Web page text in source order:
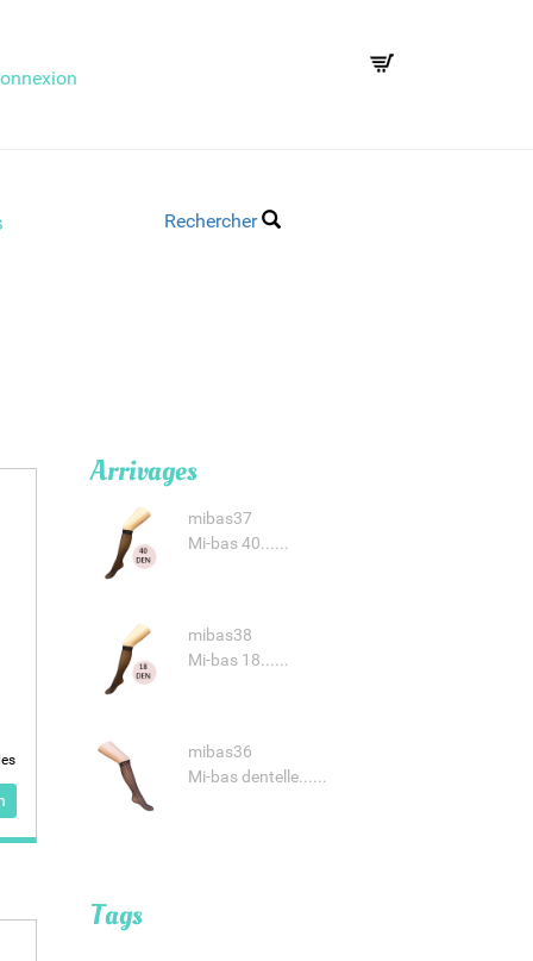
Rechercher
Arrivages
mibas37
Mi-bas 40......
mibas38
Mi-bas 18......
mibas36
Mi-bas dentelle......
Tags